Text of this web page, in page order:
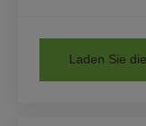
Laden Sie